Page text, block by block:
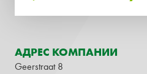
АДРЕС КОМПАНИИ
Geerstraat 8